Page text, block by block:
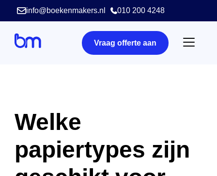
info@boekenmakers.nl 010 200 4248
Vraag offerte aan
Welke
papiertypes zijn